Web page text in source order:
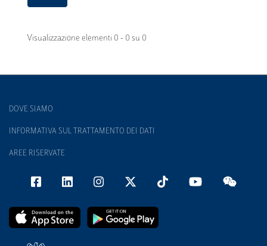
Visualizzazione elementi 0 - 0 su 0
DOVE SIAMO
INFORMATIVA SUL TRATTAMENTO DEI DATI
AREE RISERVATE